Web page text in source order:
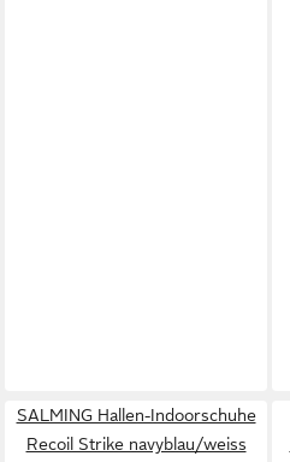
SALMING Hallen-Indoorschuhe
Recoil Strike navyblau/weiss